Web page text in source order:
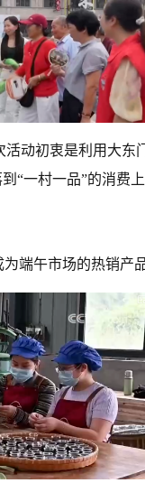
动初衷是利用大东
“一村一品”的消费上
端午市场的热销产品